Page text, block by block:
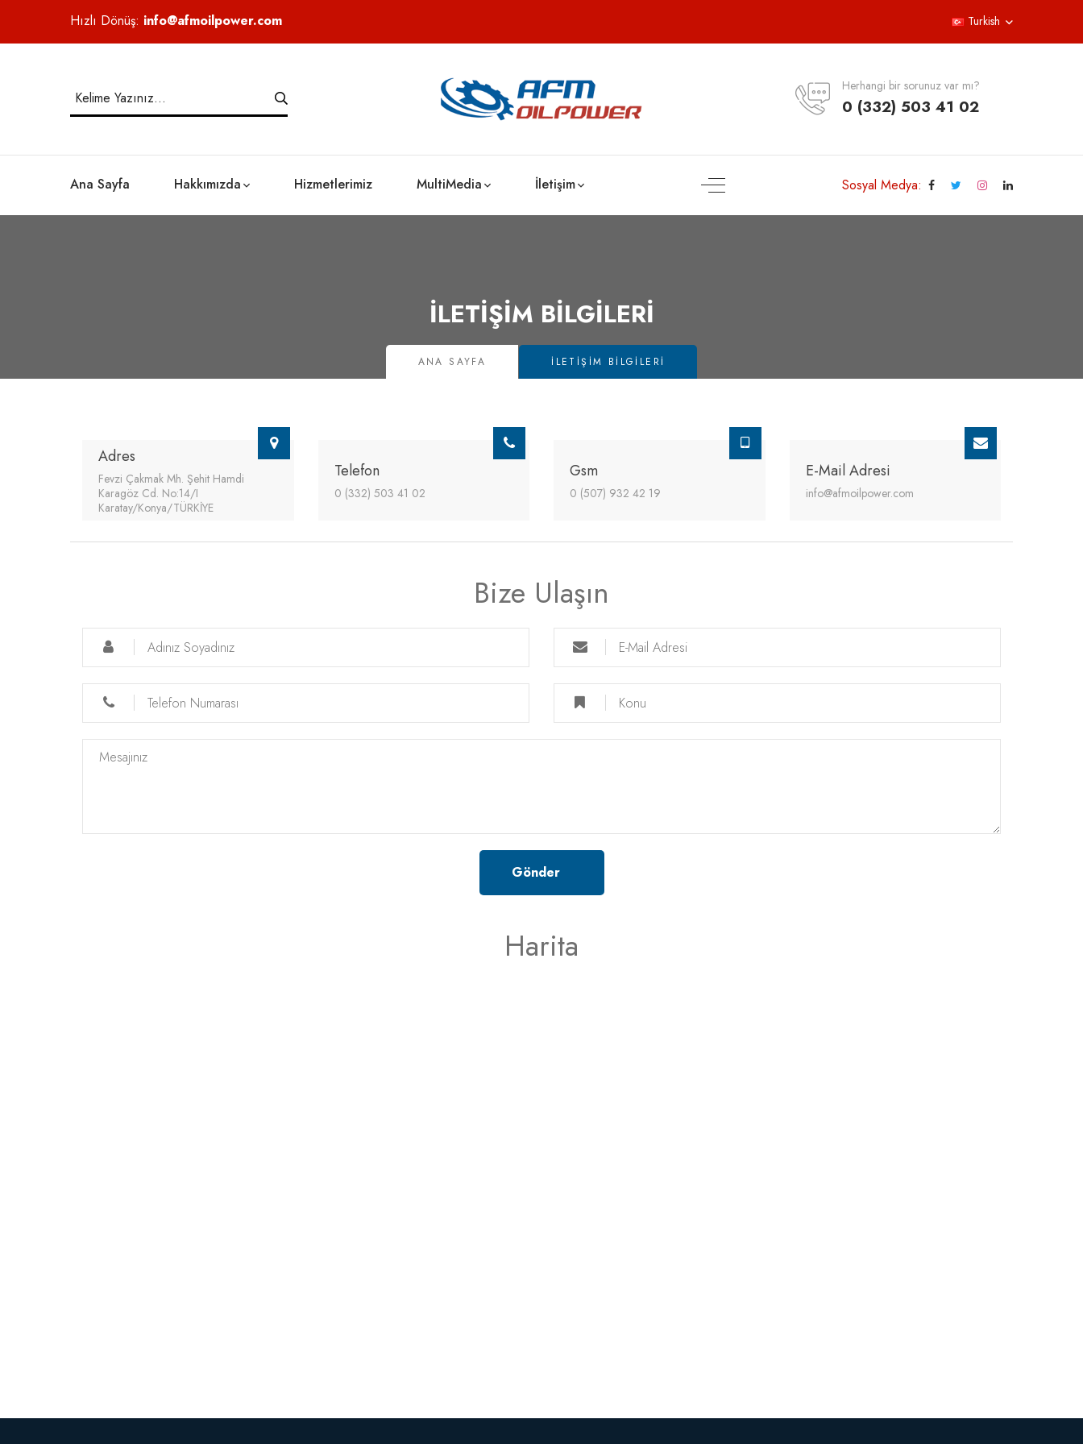
Hızlı Dönüş: info@afmoilpower.com Turkish
Herhangi bir sorunuz var mı?
0 (332) 503 41 02
Ana Sayfa Hakkımızda Hizmetlerimiz MultiMedia İletişim Sosyal Medya:
İLETIŞIM BILGILERI
ANA SAYFA İLETIŞIM BILGILERI
Adres
Fevzi Çakmak Mh. Şehit Hamdi
Karagöz Cd. No:14/I
Karatay/Konya/TÜRKİYE
Telefon
0 (332) 503 41 02
Gsm
0 (507) 932 42 19
E-Mail Adresi
info@afmoilpower.com
Bize Ulaşın
Gönder
Harita